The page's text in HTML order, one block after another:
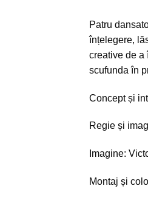
Patru
înțelegere,
creative de a
scufunda în
Concept și
Regie și
Imagine:
Montaj și